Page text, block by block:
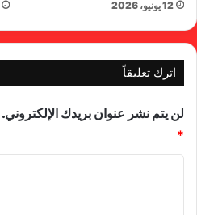
12 يونيو، 2026
اترك تعليقاً
لن يتم نشر عنوان بريدك الإلكتروني.
*